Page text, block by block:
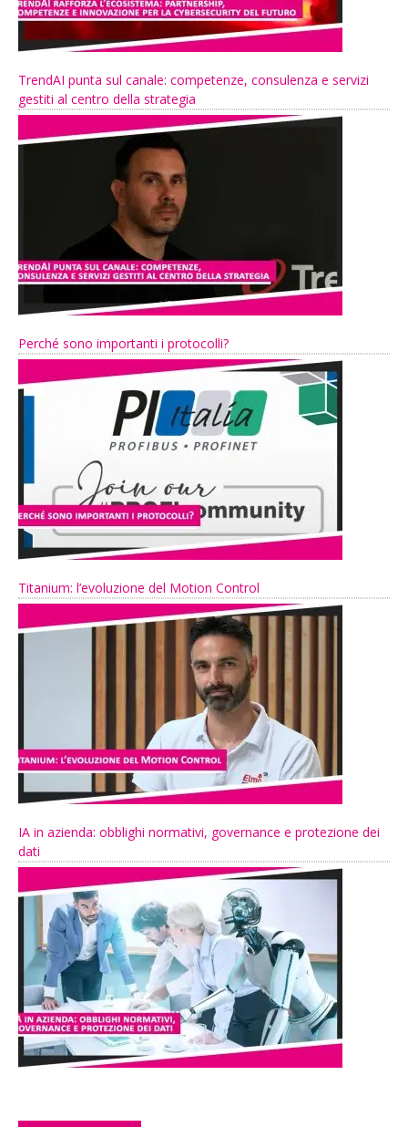
TrendAI punta sul canale: competenze, consulenza e servizi
gestiti al centro della strategia
Perché sono importanti i protocolli?
Titanium: l’evoluzione del Motion Control
IA in azienda: obblighi normativi, governance e protezione dei
dati